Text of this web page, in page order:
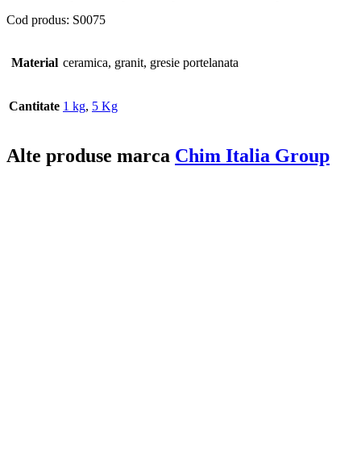
Cod produs: S0075
Material ceramica, granit, gresie portelanata
Cantitate 1 kg, 5 Kg
Alte produse marca Chim Italia Group